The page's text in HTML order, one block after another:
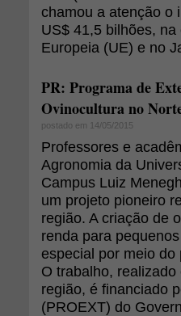
chamou a atenção o
US$ 41,5 bilhões,
Europeia (UE) e no
PR: Programa de
Ovinocultura no
postado em 14/05/2015
Professores e
Agronomia da
Campus Luiz
um projeto pioneiro
região. A criação de
renda para
especial por meio
O trabalho,
região, é financiado
(PROEXT) do